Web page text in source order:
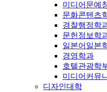
미디어문예
문화콘텐츠
경찰행정학
문헌정보학
일본어일본
경영학과
호텔관광학
미디어커뮤
디자인대학